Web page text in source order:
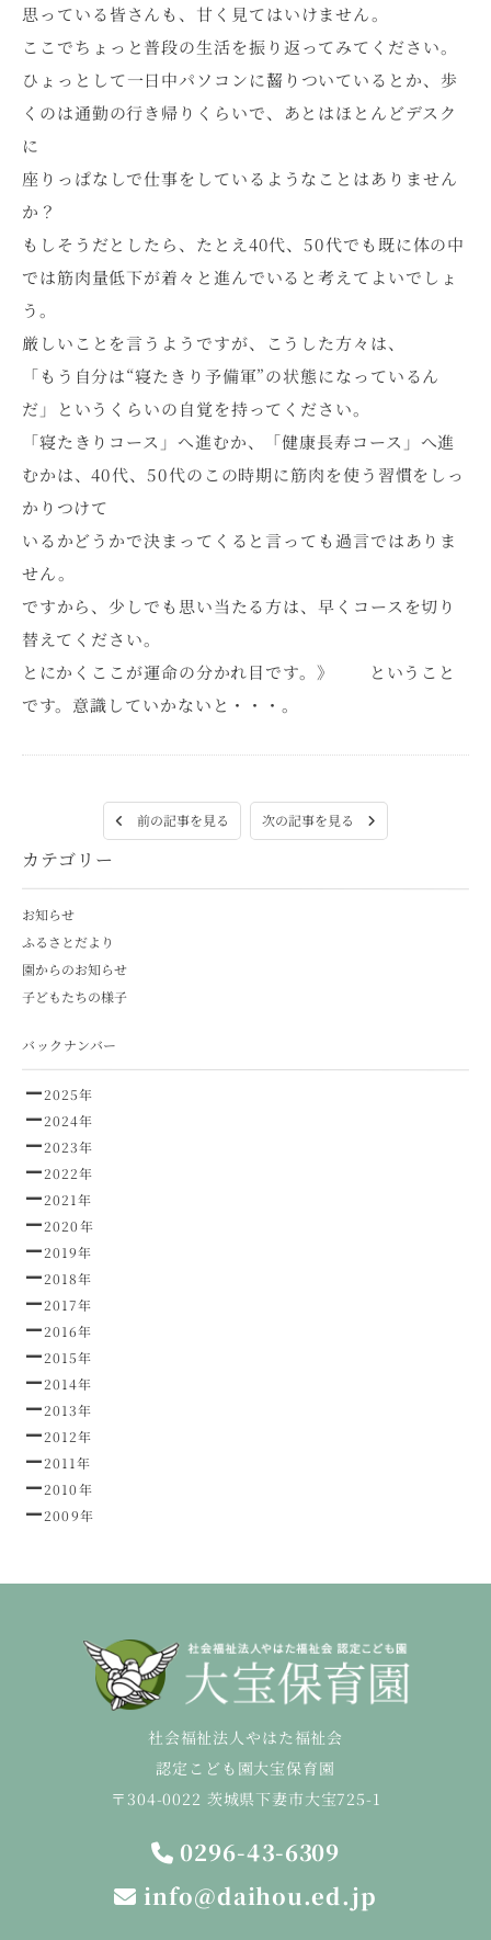
カテゴリー
お知らせ
ふるさとだより
園からのお知らせ
子どもたちの様子
バックナンバー
2025年
2024年
2023年
2022年
2021年
2020年
2019年
2018年
2017年
2016年
2015年
2014年
2013年
2012年
2011年
2010年
2009年
思っている皆さんも、甘く見てはいけません。
ここでちょっと普段の生活を振り返ってみてください。
ひょっとして一日中パソコンに齧りついているとか、歩
くのは通勤の行き帰りくらいで、あとはほとんどデスク
に
座りっぱなしで仕事をしているようなことはありません
か？
もしそうだとしたら、たとえ40代、50代でも既に体の中
では筋肉量低下が着々と進んでいると考えてよいでしょ
う。
厳しいことを言うようですが、こうした方々は、
「もう自分は“寝たきり予備軍”の状態になっているん
だ」というくらいの自覚を持ってください。
「寝たきりコース」へ進むか、「健康長寿コース」へ進
むかは、40代、50代のこの時期に筋肉を使う習慣をしっ
かりつけて
いるかどうかで決まってくると言っても過言ではありま
せん。
ですから、少しでも思い当たる方は、早くコースを切り
替えてください。
とにかくここが運命の分かれ目です。》 ということ
です。意識していかないと・・・。
前の記事を見る 次の記事を見る
社会福祉法人やはた福祉会
認定こども園大宝保育園
〒304-0022 茨城県下妻市大宝725-1
0296-43-6309
info@daihou.ed.jp